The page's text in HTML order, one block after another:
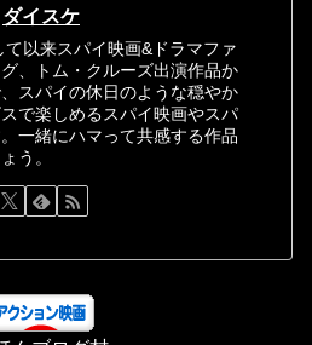
ダイスケ
以来スパイ映画&ドラマファ
、トム・クルーズ出演作品か
スパイの休日のような穏やか
で楽しめるスパイ映画やスパ
一緒にハマって共感する作品
う。